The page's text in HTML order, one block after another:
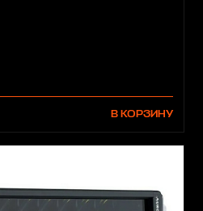
В КОРЗИНУ